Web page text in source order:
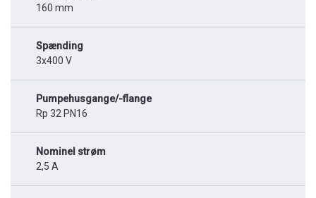
160 mm
Spænding
3x400 V
Pumpehusgange/-flange
Rp 32 PN16
Nominel strøm
2,5 A